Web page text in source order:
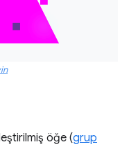
öğe (grup